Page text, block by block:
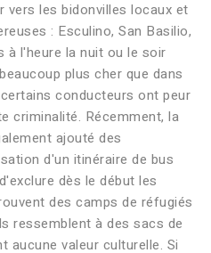
vers les bidonvilles locaux et
: Esculino, San Basilio,
à l'heure la nuit ou le soir
plus cher que dans
conducteurs ont peur
criminalité. Récemment, la
ajouté des
d'un itinéraire de bus
dès le début les
des camps de réfugiés
ressemblent à des sacs de
aucune valeur culturelle. Si